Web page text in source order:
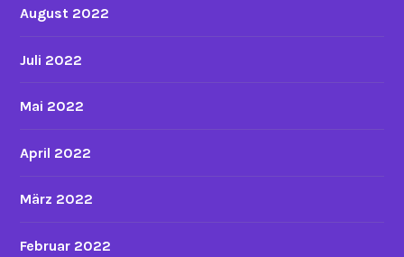
August 2022
Juli 2022
Mai 2022
April 2022
März 2022
Februar 2022